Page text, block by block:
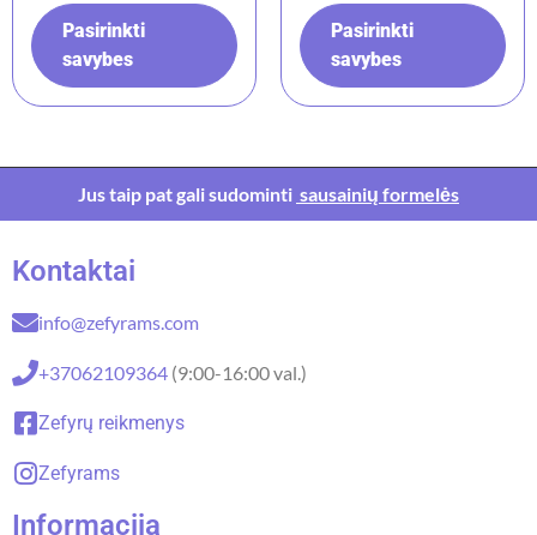
Pasirinkti
savybes
Pasirinkti
savybes
Jus taip pat gali sudominti sausainių formelės
Kontaktai
info@zefyrams.com
+37062109364 (9:00-16:00 val.)
Zefyrų reikmenys
Zefyrams
Informacija